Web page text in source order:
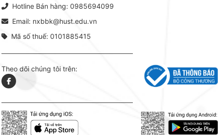
Hotline Bán hàng: 0985694099
Email: nxbbk@hust.edu.vn
Mã số thuế: 0101885415
Theo dõi chúng tôi trên: